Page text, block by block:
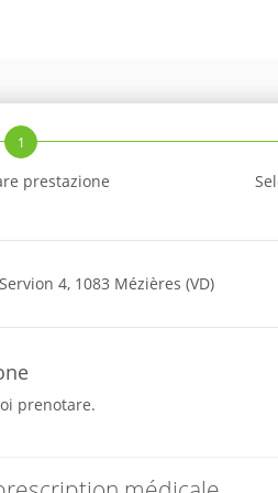
1
prestazione
4, 1083 Mézières (VD)
prenotare.